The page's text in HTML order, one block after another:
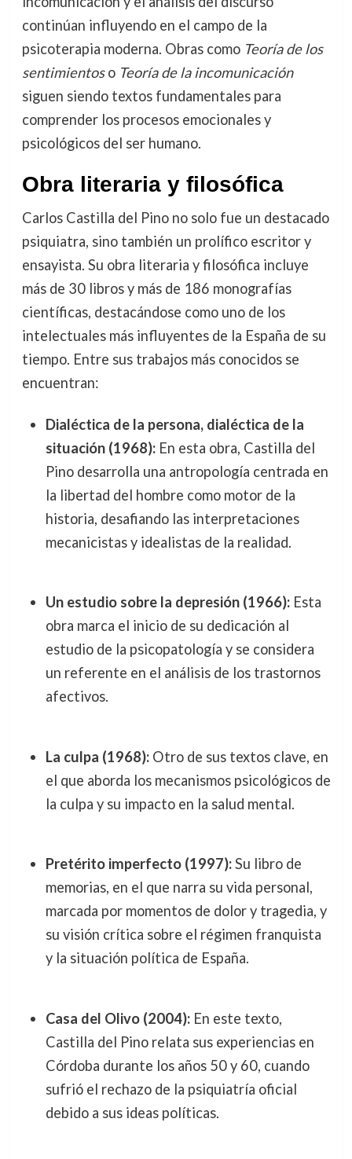
continúan influyendo en el campo de la
psicoterapia moderna. Obras como Teoría de los
sentimientoso Teoría de la incomunicación
siguen siendo textos fundamentales para
comprender los procesos emocionales y
psicológicos del ser humano.
Obra literaria y filosófica
Carlos Castilla del Pino no solo fue un destacado
psiquiatra, sino también un prolífico escritor y
ensayista. Su obra literaria y filosófica incluye
más de 30 libros y más de 186 monografías
científicas, destacándose como uno de los
intelectuales más influyentes de la España de su
tiempo. Entre sus trabajos más conocidos se
encuentran:
Dialéctica de la persona, dialéctica de la
situación (1968):En esta obra, Castilla del
Pino desarrolla una antropología centrada en
la libertad del hombre como motor de la
historia, desafiando las interpretaciones
mecanicistas y idealistas de la realidad.
Un estudio sobre la depresión (1966):Esta
obra marca el inicio de su dedicación al
estudio de la psicopatología y se considera
un referente en el análisis de los trastornos
afectivos.
La culpa (1968):Otro de sus textos clave, en
el que aborda los mecanismos psicológicos de
la culpa y su impacto en la salud mental.
Pretérito imperfecto (1997):Su libro de
memorias, en el que narra su vida personal,
marcada por momentos de dolor y tragedia, y
su visión crítica sobre el régimen franquista
y la situación política de España.
Casa del Olivo (2004):En este texto,
Castilla del Pino relata sus experiencias en
Córdoba durante los años 50 y 60, cuando
sufrió el rechazo de la psiquiatría oficial
debido a sus ideas políticas.